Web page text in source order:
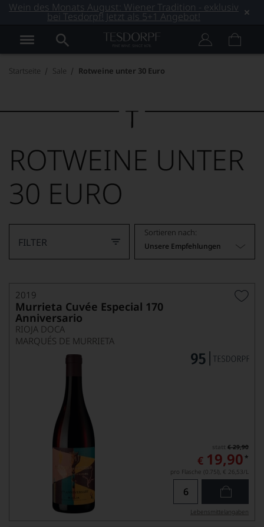
Wein des Monats August: Wiener Tradition - exklusiv
bei Tesdorpf! Jetzt als 5+1 Angebot!
Startseite Sale Rotweine unter 30 Euro
ROTWEINE UNTER
30 EURO
FILTER
Sortieren nach:
Unsere Empfehlungen
2019
Murrieta Cuvée Especial 170
Anniversario
RIOJA DOCA
MARQUÉS DE MURRIETA
€ 29,90
€ 19,90 *
pro Flasche (0.75l), € 26,53/L
Lebensmittel­angaben